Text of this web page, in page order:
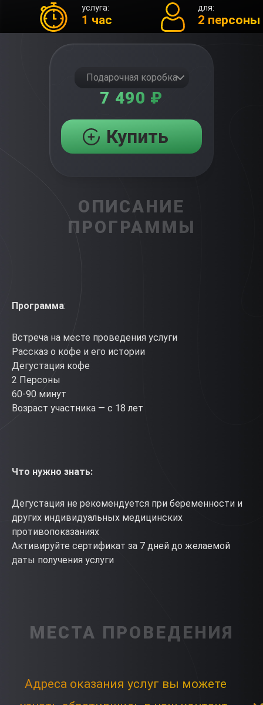
услуга:
1 час
для:
2 персоны
Подарочная коробка
7 490 ₽
Купить
ОПИСАНИЕ
ПРОГРАММЫ
Программа:
Встреча на месте проведения услуги
Рассказ о кофе и его истории
Дегустация кофе
2 Персоны
60-90 минут
Возраст участника — с 18 лет
Что нужно знать:
Дегустация не рекомендуется при беременности и
других индивидуальных медицинских
противопоказаниях
Активируйте сертификат за 7 дней до желаемой
даты получения услуги
МЕСТА ПРОВЕДЕНИЯ
Адреса оказания услуг вы можете